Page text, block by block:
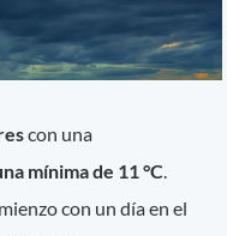
con una
mínima de 11 °C
con un día en el